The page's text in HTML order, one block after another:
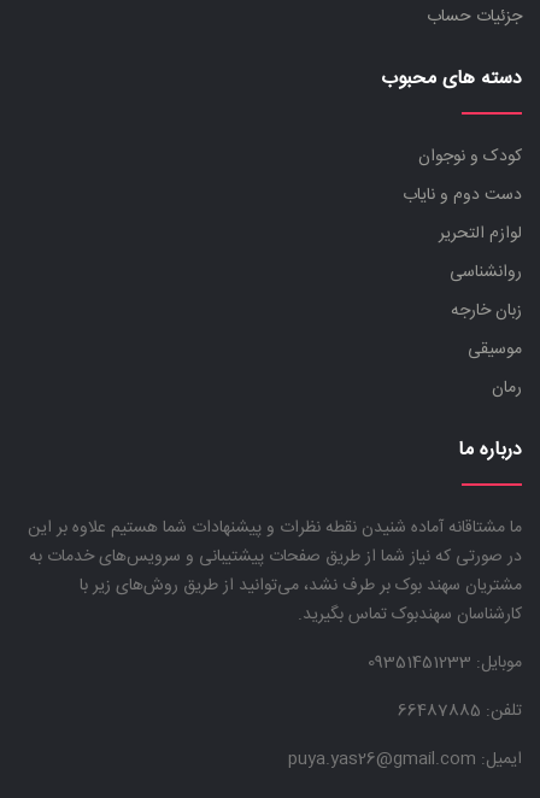
جزئیات حساب
دسته های محبوب
کودک و نوجوان
دست دوم و نایاب
لوازم التحریر
روانشناسی
زبان خارجه
موسیقی
رمان
درباره ما
ما مشتاقانه آماده شنیدن نقطه نظرات و پیشنهادات شما هستیم علاوه بر این
در صورتی که نیاز شما از طریق صفحات پیشتیبانی و سرویس‌های خدمات به
مشتریان سهند بوک بر طرف نشد، می‌توانید از طریق روش‌های زیر با
کارشناسان سهندبوک تماس بگیرید.
موبایل:
تلفن: 66487885
ایمیل: puya.yas26@gmail.com